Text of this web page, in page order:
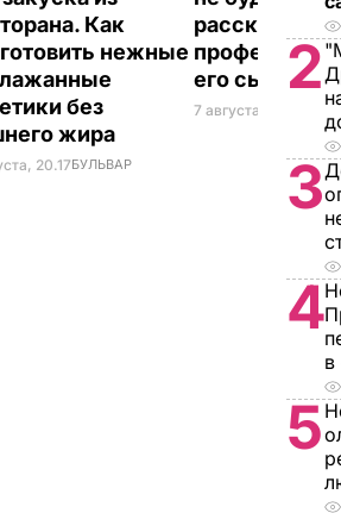
Как
нежные
без
жира
20.17БУЛЬВАР
рассказал,
профессию
его сын
7 августа, 19.44
2
3
4
в
5